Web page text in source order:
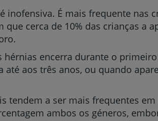
inofensiva. É mais frequente nas
que cerca de 10% das crianças a
hérnias encerra durante o
até aos três anos, ou quando
tendem a ser mais frequentes
ambos os géneros,